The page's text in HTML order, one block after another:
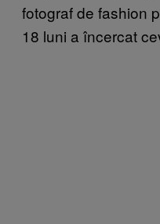
fotograf de fashion
18 luni a încercat